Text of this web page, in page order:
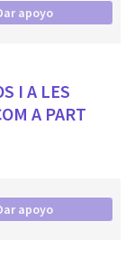
apoyo
I A LES
A PART
apoyo